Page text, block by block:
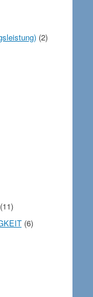
(2)
(11)
(6)